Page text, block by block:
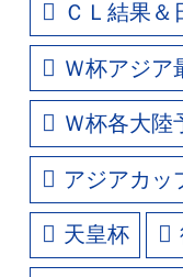
ＣＬ結果＆
Ｗ杯アジア
Ｗ杯各大陸
アジアカッ
天皇杯